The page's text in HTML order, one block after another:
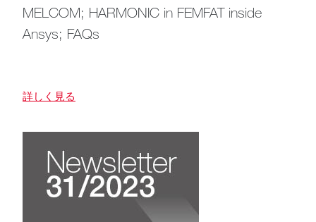
MELCOM; HARMONIC in FEMFAT inside
Ansys; FAQs
詳しく見る